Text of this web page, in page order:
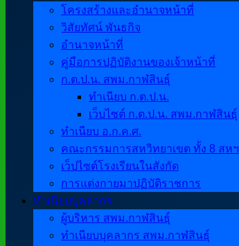
โครงสร้างและอำนาจหน้าที่
วิสัยทัศน์ พันธกิจ
อำนาจหน้าที่
คู่มือการปฏิบัติงานของเจ้าหน้าที่
ก.ต.ป.น. สพม.กาฬสินธุ์
ทำเนียบ ก.ต.ป.น.
เว็บไซต์ ก.ต.ป.น. สพม.กาฬสินธุ์
ทำเนียบ อ.ก.ค.ศ.
คณะกรรมการสหวิทยาเขต ทั้ง 8 สหฯ
เว็ปไซต์โรงเรียนในสังกัด
การแต่งกายมาปฏิบัติราชการ
ทำเนียบบุคลากร
ผู้บริหาร สพม.กาฬสินธุ์
ทำเนียบบุคลากร สพม.กาฬสินธุ์